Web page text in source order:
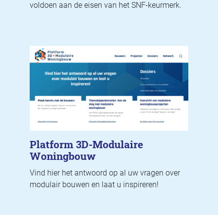
voldoen aan de eisen van het SNF-keurmerk.
Platform 3D-Modulaire
Woningbouw
Vind hier het antwoord op al uw vragen over
modulair bouwen en laat u inspireren!